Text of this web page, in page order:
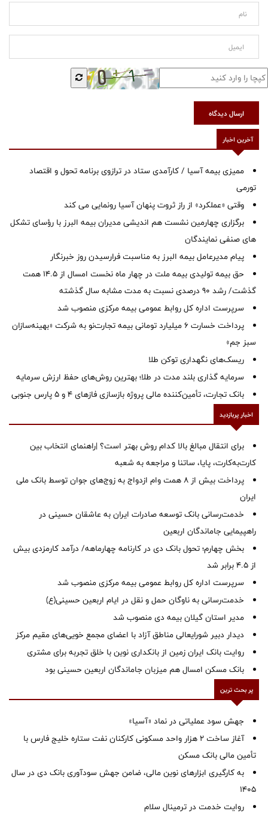
ارسال دیدگاه
آخرین اخبار
ممیزی بیمه آسیا / کارآمدی ستاد در ترازوی برنامه تحول و اقتصاد
تورمی
وقتی «عملکرد» از راز ثروت پنهان آسیا رونمایی می کند
برگزاری چهارمین نشست هم اندیشی مدیران بیمه البرز با رؤسای تشکل
های صنفی نمایندگان
پیام مدیرعامل بیمه البرز به مناسبت فرارسیدن روز خبرنگار
حق بیمه تولیدی بیمه ملت در چهار ماه نخست امسال از 14.5 همت
گذشت/ رشد 90 درصدی نسبت به مدت مشابه سال گذشته
سرپرست اداره كل روابط عمومی بیمه مركزی منصوب شد
پرداخت خسارت ۶ میلیارد تومانی بیمه تجارت‌نو به شرکت «بهینه‌سازان
سبز جم»
ریسک‌های نگهداری توکن طلا
سرمایه گذاری بلند مدت در طلا؛ بهترین روش‌های حفظ ارزش سرمایه
بانک تجارت، تأمین‌کننده مالی پروژه بازسازی فازهای ۴ و ۵ پارس جنوبی
اخبار پربازدید
برای انتقال مبالغ بالا کدام روش بهتر است؟ |راهنمای انتخاب بین
کارت‌به‌کارت، پایا، ساتنا و مراجعه به شعبه
پرداخت بیش از ۸ همت وام ازدواج به زوج‌های جوان توسط بانک ملی
ایران
خدمت‌رسانی بانک توسعه صادرات ایران به عاشقان حسینی در
راهپیمایی جاماندگان اربعین
بخش چهارم؛ تحول بانک دی در کارنامه چهارماهه/ درآمد کارمزدی بیش
از ۴.۵ برابر شد
سرپرست اداره کل روابط عمومی بیمه مرکزی منصوب شد
خدمت‌رسانی به ناوگان حمل و نقل در ایام اربعین حسینی(ع)
‌مدیر استان گیلان بیمه دی منصوب شد
دیدار دبیر شورایعالی مناطق آزاد با اعضای مجمع خویی‌های مقیم مرکز
روایت بانک ایران زمین از بانکداری نوین با خلق تجربه برای مشتری
بانک مسکن امسال هم میزبان جاماندگان اربعین حسینی بود
پر بحث ترین
جهش سود عملیاتی در نماد «آسیا»
آغاز ساخت ۲ هزار واحد مسکونی کارکنان نفت ستاره خلیج فارس با
تأمین مالی بانک مسکن
به کارگیری ابزارهای نوین مالی، ضامن جهش سودآوری بانک دی در سال
1405
روایت خدمت در ترمینال سلام